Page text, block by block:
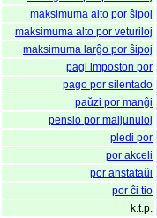
maksimuma alto por ŝipoj
maksimuma alto por veturiloj
maksimuma larĝo por ŝipoj
pagi imposton por
pago por silentado
paŭzi por manĝi
pensio por maljunuloj
pledi por
por akceli
por anstataŭi
por ĉi tio
k.t.p.